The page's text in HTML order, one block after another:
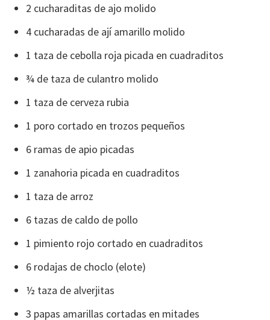
2 cucharaditas de ajo molido
4 cucharadas de ají amarillo molido
1 taza de cebolla roja picada en cuadraditos
¾ de taza de culantro molido
1 taza de cerveza rubia
1 poro cortado en trozos pequeños
6 ramas de apio picadas
1 zanahoria picada en cuadraditos
1 taza de arroz
6 tazas de caldo de pollo
1 pimiento rojo cortado en cuadraditos
6 rodajas de choclo (elote)
½ taza de alverjitas
3 papas amarillas cortadas en mitades